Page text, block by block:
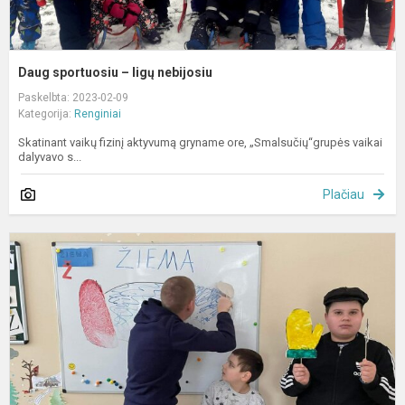
Daug sportuosiu – ligų nebijosiu
Paskelbta: 2023-02-09
Kategorija: Renginiai
Skatinant vaikų fizinį aktyvumą gryname ore, „Smalsučių“grupės vaikai
dalyvavo s...
Plačiau